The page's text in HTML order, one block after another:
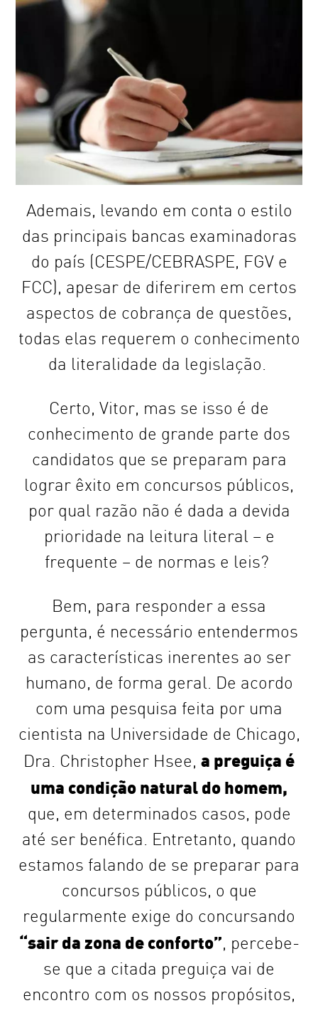
Ademais, levando em conta o estilo
das principais bancas examinadoras
do país (CESPE/CEBRASPE, FGV e
FCC), apesar de diferirem em certos
aspectos de cobrança de questões,
todas elas requerem o conhecimento
da literalidade da legislação.
Certo, Vitor, mas se isso é de
conhecimento de grande parte dos
candidatos que se preparam para
lograr êxito em concursos públicos,
por qual razão não é dada a devida
prioridade na leitura literal – e
frequente – de normas e leis?
Bem, para responder a essa
pergunta, é necessário entendermos
as características inerentes ao ser
humano, de forma geral. De acordo
com uma pesquisa feita por uma
cientista na Universidade de Chicago,
Dra. Christopher Hsee, a preguiça é
uma condição natural do homem,
que, em determinados casos, pode
até ser benéfica. Entretanto, quando
estamos falando de se preparar para
concursos públicos, o que
regularmente exige do concursando
“sair da zona de conforto”, percebe-
se que a citada preguiça vai de
encontro com os nossos propósitos,